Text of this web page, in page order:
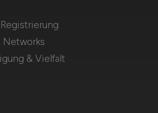
Networks
& Vielfalt